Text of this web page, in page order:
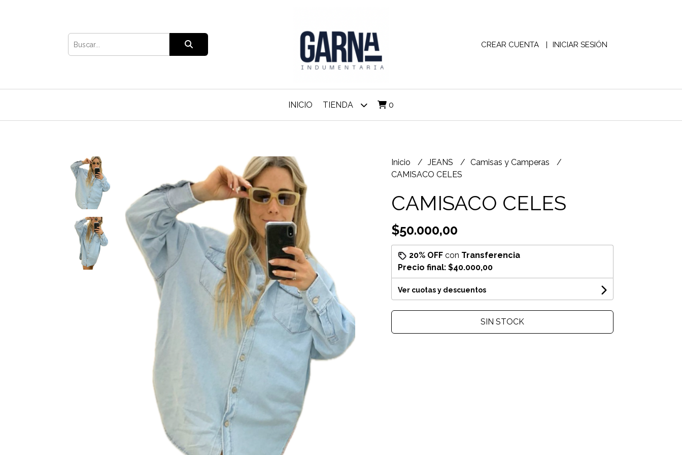
CREAR CUENTA INICIAR SESIÓN
INICIO TIENDA 0
Inicio JEANS
Camisas y Camperas
CAMISACO CELES
CAMISACO CELES
$50.000,00
20% OFFcon Transferencia
Precio final: $40.000,00
Ver cuotas y descuentos
SIN STOCK